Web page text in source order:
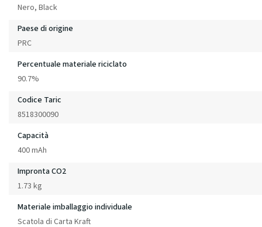
Nero, Black
Paese di origine
PRC
Percentuale materiale riciclato
90.7%
Codice Taric
8518300090
Capacità
400 mAh
Impronta CO2
1.73 kg
Materiale imballaggio individuale
Scatola di Carta Kraft